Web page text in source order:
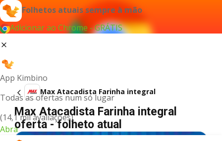
Folhetos atuais sempre à mão
Adicionar ao Chrome - GRÁTIS
App Kimbino
Todas as ofertas num só lugar
(14,1 mil avaliações)
Abra
Max Atacadista Farinha integral
Max Atacadista Farinha integral
oferta - folheto atual